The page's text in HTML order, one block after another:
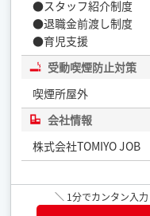
●スタッフ紹介制度
●退職金前渡し制度
●育児支援
受動喫煙防止対策
喫煙所屋外
会社情報
株式会社TOMIYO JOB
＼ 1分でカンタン入